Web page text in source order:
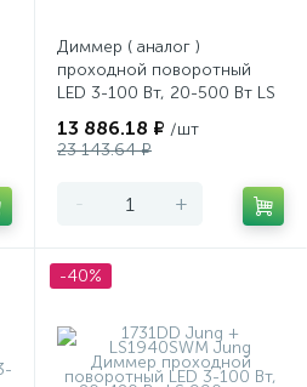
Диммер ( аналог )
проходной поворотный
LED 3-100 Вт, 20-500 Вт LS
13 886.18 ₽ /шт
23 143.64 ₽
- +
-40%